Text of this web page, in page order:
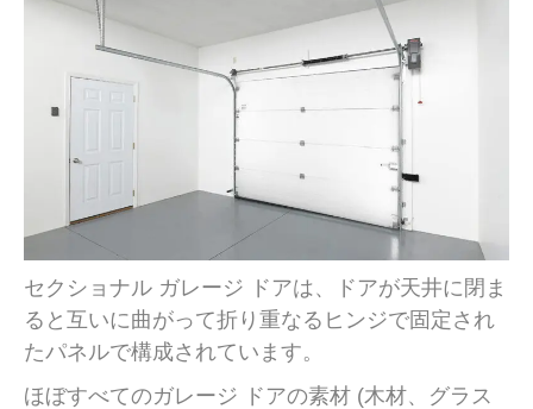
セクショナル ガレージ ドアは、ドアが天井に閉ま
ると互いに曲がって折り重なるヒンジで固定され
たパネルで構成されています。
ほぼすべてのガレージ ドアの素材 (木材、グラス